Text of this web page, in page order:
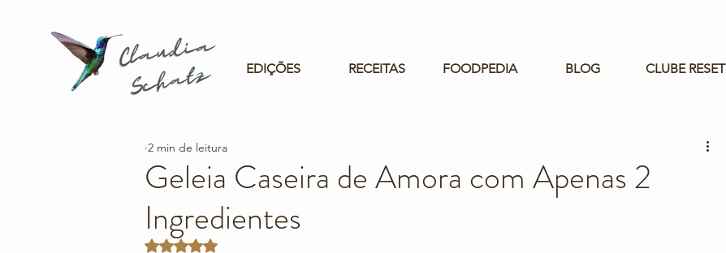
EDIÇÕES RECEITAS FOODPEDIA BLOG CLUBE RESET
Geleia Caseira de Amora com Apenas 2
Ingredientes
2 min de leitura
Avaliado com NaN de 5 estrelas.